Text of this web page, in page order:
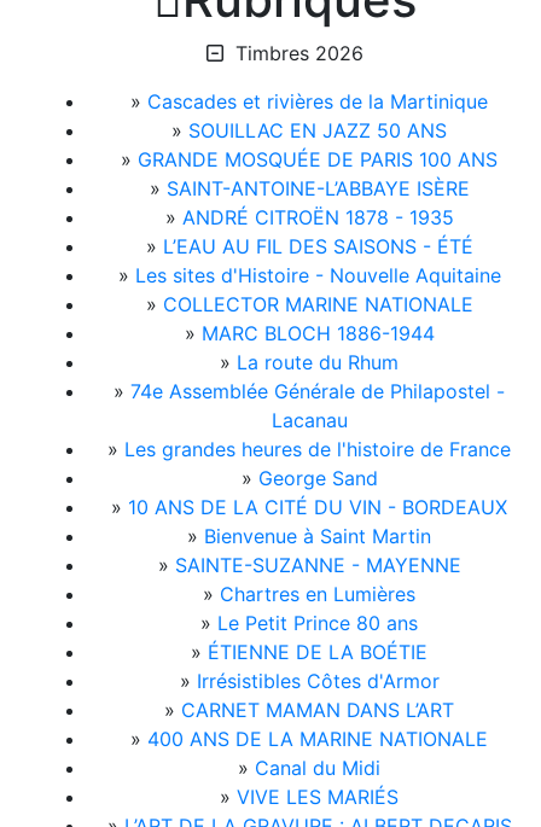
Timbres 2026
» Cascades et rivières de la Martinique
» SOUILLAC EN JAZZ 50 ANS
» GRANDE MOSQUÉE DE PARIS 100 ANS
» SAINT-ANTOINE-L’ABBAYE ISÈRE
» ANDRÉ CITROËN 1878 - 1935
» L’EAU AU FIL DES SAISONS - ÉTÉ
» Les sites d'Histoire - Nouvelle Aquitaine
» COLLECTOR MARINE NATIONALE
» MARC BLOCH 1886-1944
» La route du Rhum
» 74e Assemblée Générale de Philapostel -
Lacanau
» Les grandes heures de l'histoire de France
» George Sand
» 10 ANS DE LA CITÉ DU VIN - BORDEAUX
» Bienvenue à Saint Martin
» SAINTE-SUZANNE - MAYENNE
» Chartres en Lumières
» Le Petit Prince 80 ans
» ÉTIENNE DE LA BOÉTIE
» Irrésistibles Côtes d'Armor
» CARNET MAMAN DANS L’ART
» 400 ANS DE LA MARINE NATIONALE
» Canal du Midi
» VIVE LES MARIÉS